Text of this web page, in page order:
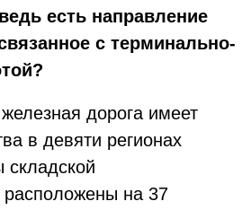
есть направление
с терминально-
дорога имеет
в девяти регионах
складской
расположены на 37